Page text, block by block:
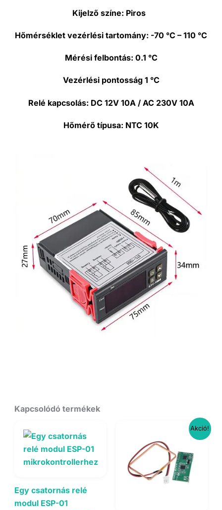
Kijelző színe: Piros
Hőmérséklet vezérlési tartomány: -70 °C – 110 °C
Mérési felbontás: 0.1 °C
Vezérlési pontosság1 °C
Relé kapcsolás: DC 12V 10A / AC 230V 10A
Hőmérő típusa: NTC 10K
Kapcsolódó termékek
Egy csatornás relé
modul ESP-01
Akció!